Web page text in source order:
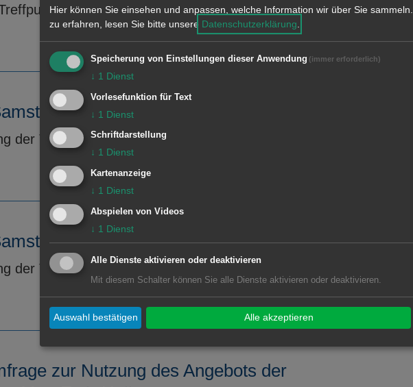
ist um 14.30 Uhr vor dem Büro der Tourist-
der Tourist-Information Aalen findet am Samstag, 27. August
der Tourist-Information Aalen findet am Samstag, 20. August
zur Nutzung des Angebots der
Hier können Sie einsehen und anpassen, welche Information wir über Sie sammeln.
zu erfahren, lesen Sie bitte unsere Datenschutzerklärung
Speicherung von Einstellungen dieser Anwendung (immer erforderlich)
↓ 1 Dienst
Vorlesefunktion für Text
↓ 1 Dienst
Schriftdarstellung
↓ 1 Dienst
Kartenanzeige
↓ 1 Dienst
Abspielen von Videos
↓ 1 Dienst
Alle Dienste aktivieren oder deaktivieren
Mit diesem Schalter können Sie alle Dienste aktivieren oder deaktivieren.
Auswahl bestätigen Alle akzeptieren